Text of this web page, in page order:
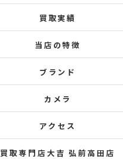
買取実績
当店の特徴
ブランド
カメラ
アクセス
買取専門店大吉 弘前高田店